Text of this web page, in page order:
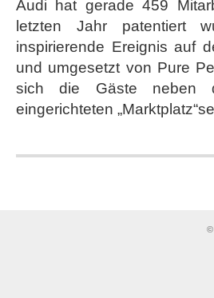
Audi hat gerade 459
letzten Jahr patentiert
inspirierende Ereignis auf
und umgesetzt von Pure
sich die Gäste neben
eingerichteten
©